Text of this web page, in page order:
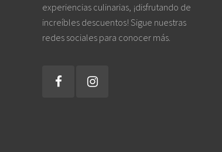
experiencias culinarias, ¡disfrutando de
increíbles descuentos! Sigue nuestras
redes sociales para conocer más.